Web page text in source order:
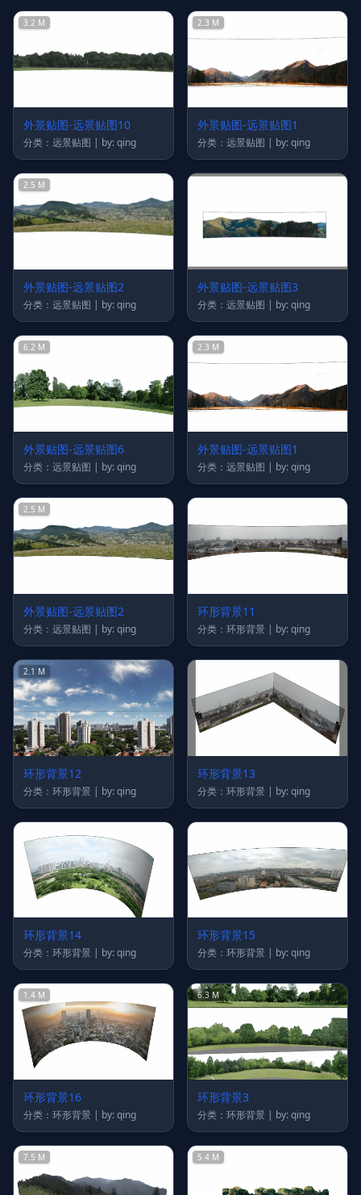
3.2 M
外景贴图-远景贴图10
分类：远景贴图 | by: qing
2.3 M
外景贴图-远景贴图1
分类：远景贴图 | by: qing
2.5 M
外景贴图-远景贴图2
分类：远景贴图 | by: qing
外景贴图-远景贴图3
分类：远景贴图 | by: qing
6.2 M
外景贴图-远景贴图6
分类：远景贴图 | by: qing
2.3 M
外景贴图-远景贴图1
分类：远景贴图 | by: qing
2.5 M
外景贴图-远景贴图2
分类：远景贴图 | by: qing
环形背景11
分类：环形背景 | by: qing
2.1 M
环形背景12
分类：环形背景 | by: qing
环形背景13
分类：环形背景 | by: qing
环形背景14
分类：环形背景 | by: qing
环形背景15
分类：环形背景 | by: qing
1.4 M
环形背景16
分类：环形背景 | by: qing
6.3 M
环形背景3
分类：环形背景 | by: qing
7.5 M 5.4 M